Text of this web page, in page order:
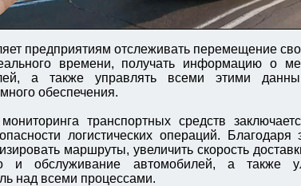
предприятиям отслеживать перемещение
времени, получать информацию о
а также управлять всеми этими
обеспечения.
транспортных средств
логистических операций. Благодаря
маршруты, увеличить скорость
и обслуживание автомобилей, а также
над всеми процессами.